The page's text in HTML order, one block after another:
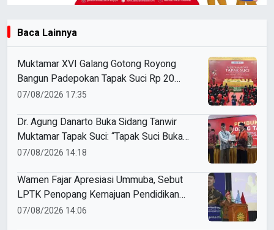
Baca Lainnya
Muktamar XVI Galang Gotong Royong
Bangun Padepokan Tapak Suci Rp 20
Miliar
07/08/2026 17:35
Dr. Agung Danarto Buka Sidang Tanwir
Muktamar Tapak Suci: “Tapak Suci Bukan
Organisasi Ko Ping Ho dan Dracin”
07/08/2026 14:18
Wamen Fajar Apresiasi Ummuba, Sebut
LPTK Penopang Kemajuan Pendidikan
Indonesia
07/08/2026 14:06